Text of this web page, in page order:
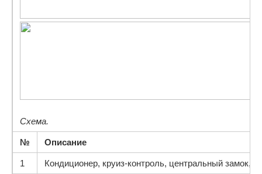
Схема.
№ Описание
1 Кондиционер, круиз-контроль, центральный замок,